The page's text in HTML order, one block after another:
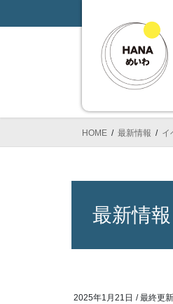
ン
ビ
HOME 最新情報 イ
最新情報
2025年1月21日 / 最終更